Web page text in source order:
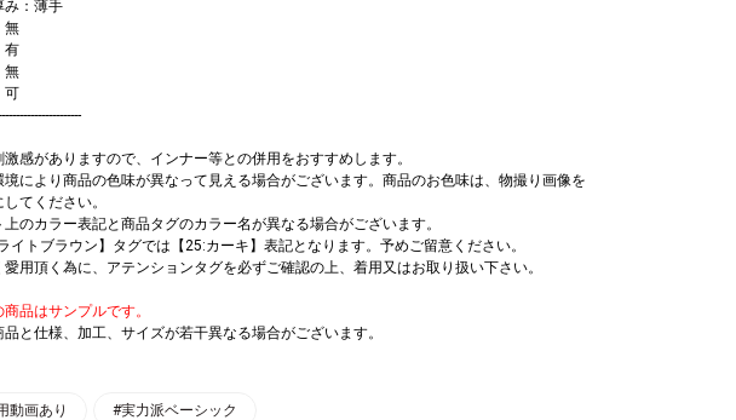
み：薄手
無
有
無
可
感がありますので、インナー等との併用をおすすめします。
により商品の色味が異なって見える場合がございます。商品のお色味は、物撮り画像を
てください。
のカラー表記と商品タグのカラー名が異なる場合がございます。
イトブラウン】タグでは【25:カーキ】表記となります。予めご留意ください。
用頂く為に、アテンションタグを必ずご確認の上、着用又はお取り扱い下さい。
品はサンプルです。
品と仕様、加工、サイズが若干異なる場合がございます。
動画あり #実力派ベーシック